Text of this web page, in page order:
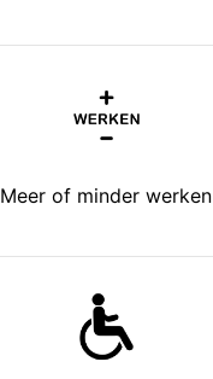
Meer of minder werken